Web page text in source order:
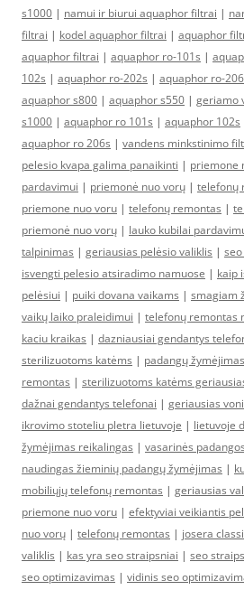
s1000 | namui ir biurui aquaphor filtrai |
filtrai | kodel aquaphor filtrai | aquaphor
aquaphor filtrai | aquaphor ro-101s |
102s | aquaphor ro-202s | aquaphor ro-
aquaphor s800 | aquaphor s550 | geriamo
s1000 | aquaphor ro 101s | aquaphor 102s
aquaphor ro 206s | vandens minkstinimo
pelesio kvapa galima panaikinti | priemone
pardavimui | priemonė nuo vorų | telefonų
priemone nuo voru | telefonų remontas |
priemonė nuo vorų | lauko kubilai
talpinimas | geriausias pelėsio valiklis |
isvengti pelesio atsiradimo namuose | kaip
pelėsiui | puiki dovana vaikams | smagiam
vaikų laiko praleidimui | telefonų remontas
kaciu kraikas | dazniausiai gendantys
sterilizuotoms katėms | padangų žymėjimas
remontas | sterilizuotoms katėms
dažnai gendantys telefonai | geriausias
ikrovimo stoteliu pletra lietuvoje | lietuvoje
žymėjimas reikalingas | vasarinės
naudingas žieminių padangų žymėjimas |
mobiliųjų telefonų remontas | geriausias
priemone nuo voru | efektyviai veikiantis
nuo vorų | telefonų remontas | josera
valiklis | kas yra seo straipsniai | seo
seo optimizavimas | vidinis seo